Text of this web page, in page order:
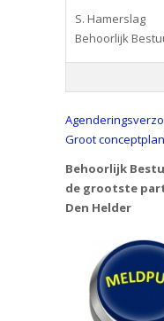
S. Hamerslag
Behoorlijk
Groot
Behoorlijk
de grootste
Den Helder